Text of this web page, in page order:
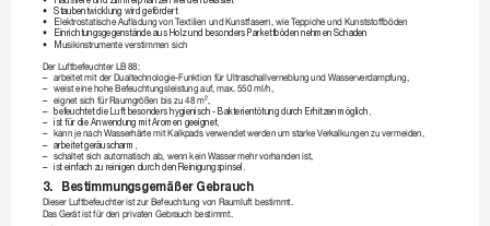
•
Staubentwicklung wird gefördert
•
ElektrostatischeAufladungvonTextilienundKunstfasern,wieTeppicheundKunststoffböden
•
Einrichtungsgegenstände aus Holz und besonders Parkettböden nehmen Schaden
•
Musikinstrumenteverstimmensich
DerLuftbefeuchterLB88:
– arbeitetmitderDualtechnologie-FunktionfürUltraschallverneblungundWasserverdampfung,
– weisteinehoheBefeuchtungsleistungauf,max.550ml/h,
– eignetsichfürRaumgrößenbiszu48m²,
–
befeuchtet die Luft besonders hygienisch - Bakterientötung durch Erhitzen möglich,
–
ist für die Anwendung mit Aromen geeignet,
– kannjenachWasserhärtemitKalkpadsverwendetwerden umstarkeVerkalkungenzuvermeiden,
–
arbeitet geräuscharm,
– schaltetsichautomatischab,wennkeinWassermehrvorhandenist,
–
ist einfach zu reinigen durch den Reinigungspinsel.
3. Bestimmungsgemäßer Gebrauch
DieserLuftbefeuchteristzurBefeuchtungvonRaumluftbestimmt.
DasGerätistfürdenprivatenGebrauchbestimmt.